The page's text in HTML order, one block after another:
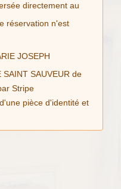
directement au
réservation n'est
JOSEPH
SAINT SAUVEUR de
Stripe
pièce d'identité et